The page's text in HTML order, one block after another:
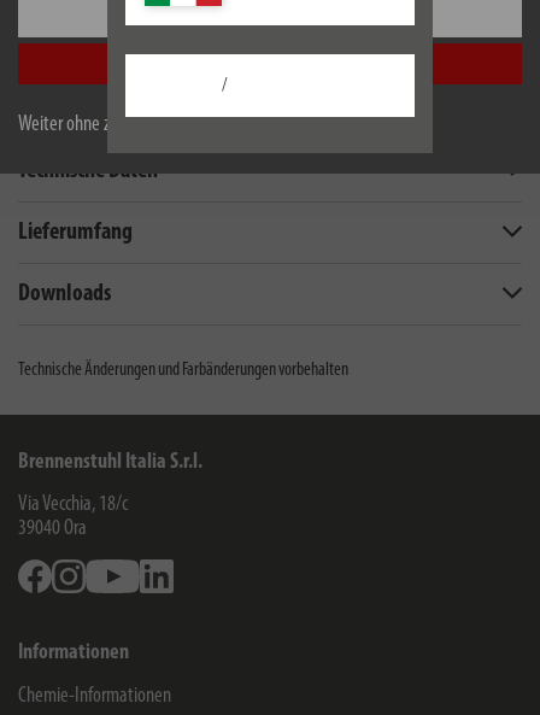
Weiter ohne zu akzeptieren
/
Beschreibung
Technische Daten
Lieferumfang
Downloads
Technische Änderungen und Farbänderungen vorbehalten
Brennenstuhl Italia S.r.l.
Via Vecchia, 18/c
39040Ora
FacebookInstagramYoutube
Informationen
Chemie-Informationen